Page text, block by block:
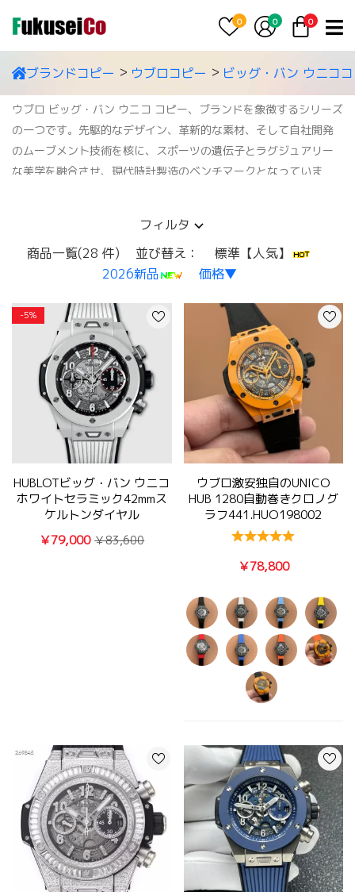
0 0 0
ブランドコピー ウブロコピー ビッグ・バン ウニコ
ウブロ ビッグ・バン ウニコ コピー、ブランドを象徴するシリーズ
の一つです。先駆的なデザイン、革新的な素材、そして自社開発
のムーブメント技術を核に、スポーツの遺伝子とラグジュアリー
な美学を融合させ、現代時計製造のベンチマークとなっていま
[特徴：軽量チタンとセラミック素材、ほとんどの手首周りに対応
する42～44mmのケース径、便利なクイックリリースストラップ
フィルタ
商品一覧(28 件)
並び替え：
標準【人気】
2026新品
価格▼
-5%
HUBLOTビッグ・バン ウニコ
ホワイトセラミック42mmス
ケルトンダイヤル
￥79,000 ￥83,600
ウブロ激安独自のUNICO
HUB 1280自動巻きクロノグ
ラフ441.HUO198002
￥78,800